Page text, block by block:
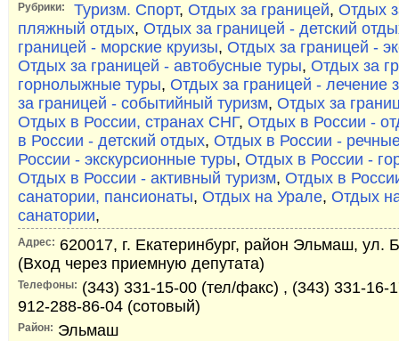
Рубрики: Туризм. Спорт, Отдых за границей, Отдых
пляжный отдых, Отдых за границей - детский
границей - морские круизы, Отдых за границей -
Отдых за границей - автобусные туры, Отдых за
горнолыжные туры, Отдых за границей - лечение
за границей - событийный туризм, Отдых за
Отдых в России, странах СНГ, Отдых в России -
в России - детский отдых, Отдых в России -
России - экскурсионные туры, Отдых в России -
Отдых в России - активный туризм, Отдых в
санатории, пансионаты, Отдых на Урале, Отдых
санатории,
Адрес: 620017, г. Екатеринбург, район Эльмаш, ул.
(Вход через приемную депутата)
Телефоны: (343) 331-15-00 (тел/факс) , (343) 331-16-
912-288-86-04 (сотовый)
Район: Эльмаш